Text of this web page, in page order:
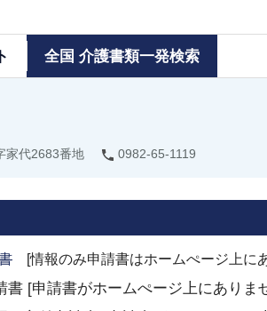
全国 介護書類一発検索
家代2683番地 0982-65-1119
[情報のみ申請書はホームぺージ上に
書 [申請書がホームぺージ上にありま